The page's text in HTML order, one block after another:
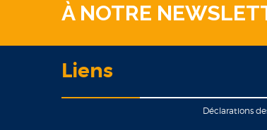
À NOTRE
Liens
Déclarations